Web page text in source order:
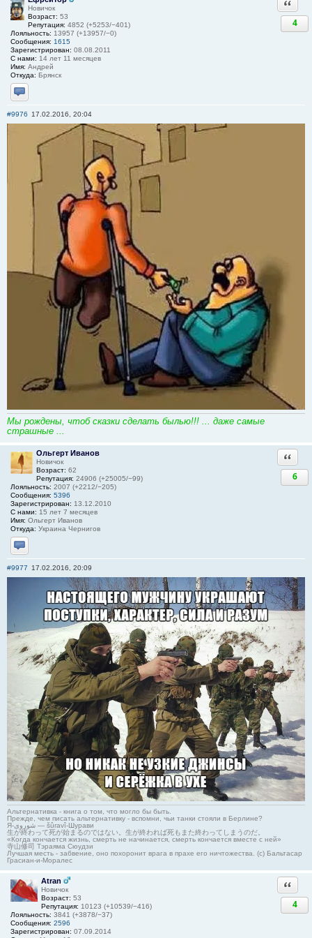
Новичок
Возраст: 53
Репутация: 4852 (+5253/−401)
Лояльность: 13957 (+13957/−0)
Сообщения: 1615
Зарегистрирован: 08.08.2011
С нами: 14 лет 11 месяцев
Имя: Андрей
Откуда: Брянск
Отправить личное сообщение
4
#9976 17.02.2016, 20:04
Мы рождены, чтоб сказки сделать былью!!! ... даже самые
страшные ...
Ольгерт Иванов
Новичок
Возраст: 62
Репутация: 24906 (+25005/−99)
Лояльность: 2007 (+2212/−205)
Сообщения: 5396
Зарегистрирован: 13.12.2010
С нами: 15 лет 7 месяцев
Имя: Ольгерт Иванов
Откуда: Украина Чернигов
Отправить личное сообщение
6
#9977 17.02.2016, 20:09
Альтернативка - книга о том, что могло бы быть.
Прежде, чем писать альтернативку - вспомни, чьи танки стояли в Берлине?
Я-شوروی — šûravî-Шурави
生が終わって死が始まるのではない。生が終われば死もまた終わってしまうのだ。
«Когда кончается жизнь, смерть не начинается, смерть кончается вместе с ней»
寺山修司 Тэраяма Сюудзи
Лучшая месть - забвение, оно похоронит врага в прахе его ничтожества. (с) Бальтасар
Грасиан-и-Моралес
Atran
Новичок
Возраст: 53
Репутация: 10123 (+10539/−416)
Лояльность: 3841 (+3878/−37)
Сообщения: 2596
Зарегистрирован: 07.09.2014
4